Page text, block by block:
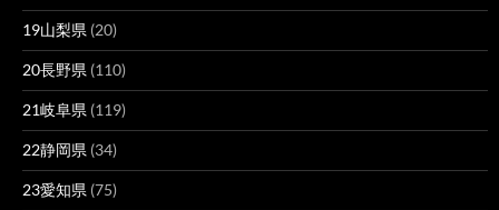
19山梨県 (20)
20長野県 (110)
21岐阜県 (119)
22静岡県 (34)
23愛知県 (75)